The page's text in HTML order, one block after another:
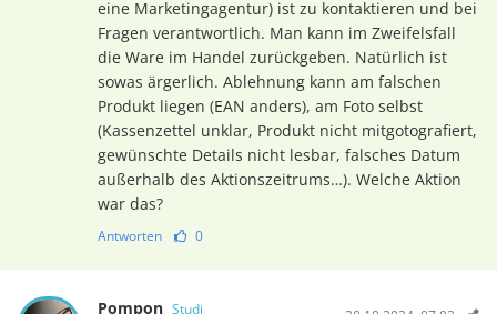
eine Marketingagentur) ist zu kontaktieren und bei
Fragen verantwortlich. Man kann im Zweifelsfall
die Ware im Handel zurückgeben. Natürlich ist
sowas ärgerlich. Ablehnung kann am falschen
Produkt liegen (EAN anders), am Foto selbst
(Kassenzettel unklar, Produkt nicht mitgotografiert,
gewünschte Details nicht lesbar, falsches Datum
außerhalb des Aktionszeitrums…). Welche Aktion
war das?
Antworten 0
Pompon Studi